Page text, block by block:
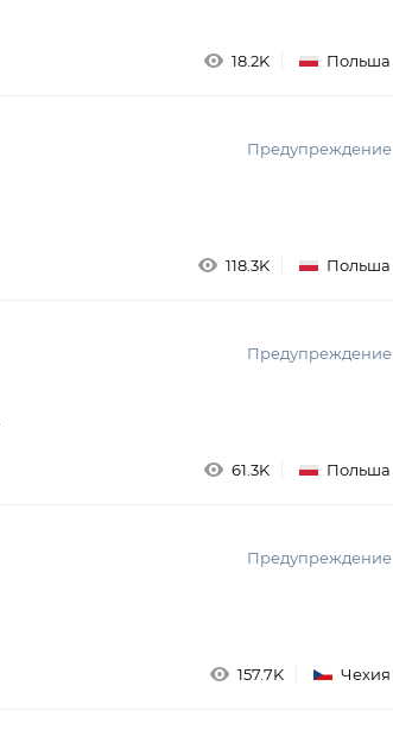
18.2K Польша
Предупреждение
118.3K Польша
Предупреждение
61.3K Польша
Предупреждение
157.7K Чехия